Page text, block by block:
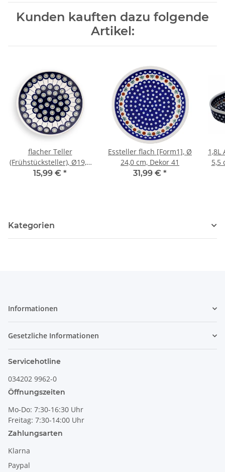
Kunden kauften dazu folgende
Artikel:
flacher Teller
(Frühstücksteller), Ø19,5
cm, H=2,4 cm, Dekor 8
15,99 € *
Essteller flach [Form1], Ø
24,0 cm, Dekor 41
31,99 € *
1,8L
5,5
Kategorien
Informationen
Gesetzliche Informationen
Servicehotline
034202 9962-0
Öffnungszeiten
Mo-Do: 7:30-16:30 Uhr
Freitag: 7:30-14:00 Uhr
Zahlungsarten
Klarna
Paypal